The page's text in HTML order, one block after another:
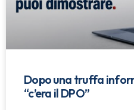
Dopo una truffa
“c’era il DPO”